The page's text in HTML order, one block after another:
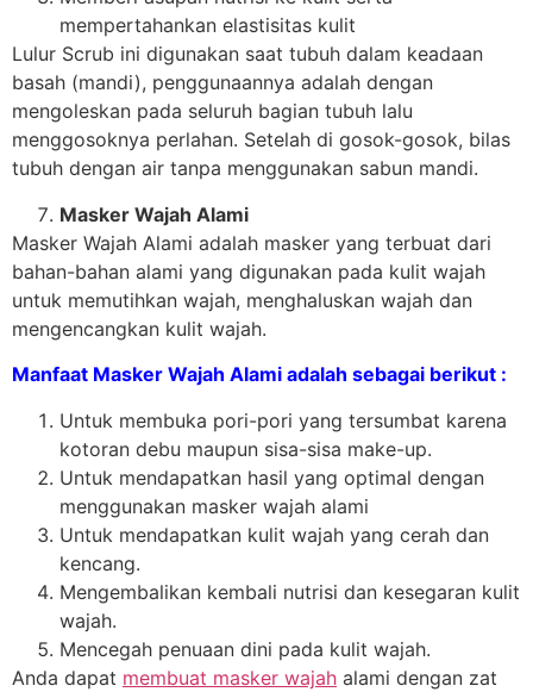
mempertahankan elastisitas kulit
Lulur Scrub ini digunakan saat tubuh dalam keadaan
basah (mandi), penggunaannya adalah dengan
mengoleskan pada seluruh bagian tubuh lalu
menggosoknya perlahan. Setelah di gosok-gosok, bilas
tubuh dengan air tanpa menggunakan sabun mandi.
Masker Wajah Alami
Masker Wajah Alami adalah masker yang terbuat dari
bahan-bahan alami yang digunakan pada kulit wajah
untuk memutihkan wajah, menghaluskan wajah dan
mengencangkan kulit wajah.
Manfaat Masker Wajah Alami adalah sebagai berikut :
Untuk membuka pori-pori yang tersumbat karena
kotoran debu maupun sisa-sisa make-up.
Untuk mendapatkan hasil yang optimal dengan
menggunakan masker wajah alami
Untuk mendapatkan kulit wajah yang cerah dan
kencang.
Mengembalikan kembali nutrisi dan kesegaran kulit
wajah.
Mencegah penuaan dini pada kulit wajah.
Anda dapat membuat masker wajah alami dengan zat